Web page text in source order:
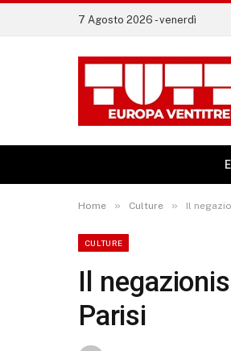
7 Agosto 2026 - venerdì
Home » Culture » Il
CULTURE
Il
Parisi